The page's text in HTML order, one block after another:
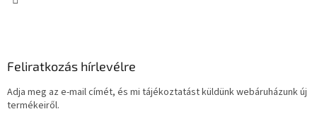
Feliratkozás hírlevélre
Adja meg az e-mail címét, és mi tájékoztatást küldünk webáruházunk új
termékeiről.